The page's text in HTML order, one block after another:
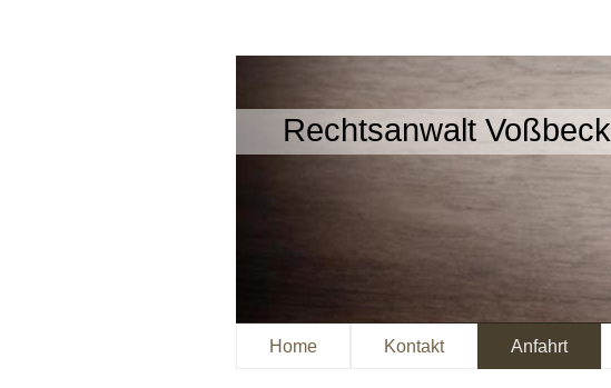
Rechtsanwalt Voßbeck
Home Kontakt Anfahrt